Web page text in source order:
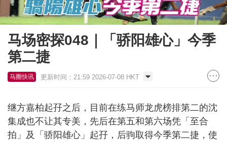
马场密探048｜「骄阳雄心」今季
第二捷
马圈快讯 更新时间：21:59 2026-07-08 HKT
继方嘉柏起孖之后，目前在练马师龙虎榜排第二的沈
集成也不让其专美，先后在第五和第六场凭「至合
拍」及「骄阳雄心」起孖，后驹取得今季第二捷，使